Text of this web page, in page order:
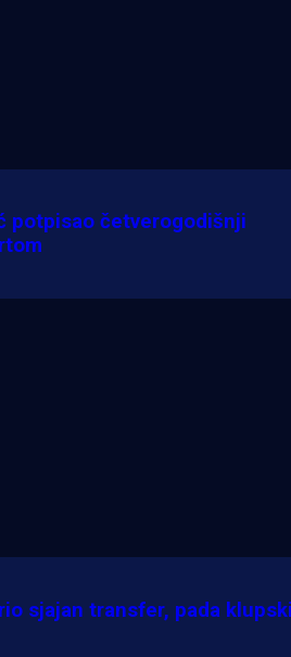
potpisao četverogodišnji
sjajan transfer, pada